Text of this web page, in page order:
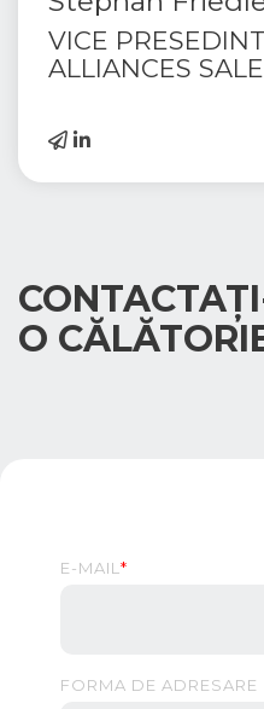
VICE
ALLIANCES
O
E-MAIL*
FORMA DE ADRESARE